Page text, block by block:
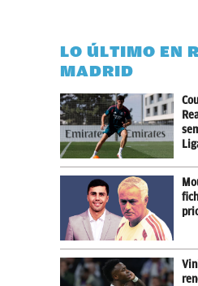
LO ÚLTIMO EN
MADRID